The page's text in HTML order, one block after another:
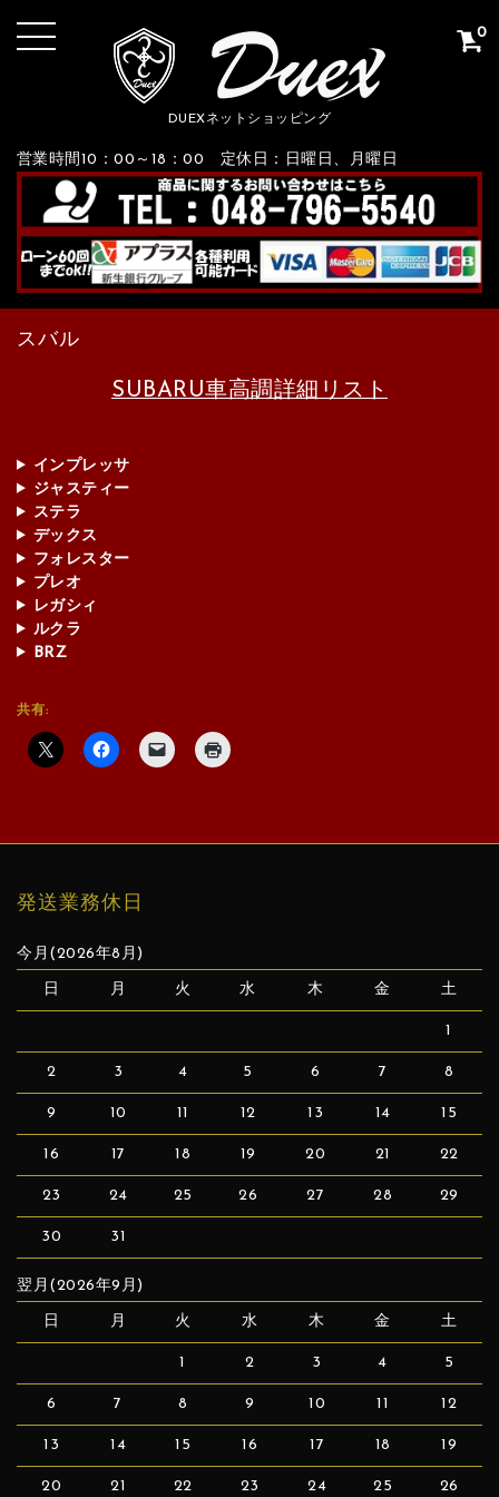
DUEXネットショッピング
営業時間10：00～18：00 定休日：日曜日、月曜日
0
スバル
SUBARU車高調詳細リスト
インプレッサ
ジャスティー
ステラ
デックス
フォレスター
プレオ
レガシィ
ルクラ
BRZ
共有:
発送業務休日
今月(2026年8月)
日 月 火 水 木 金 土
1
2 3 4 5 6 7 8
9 10 11 12 13 14 15
16 17 18 19 20 21 22
23 24 25 26 27 28 29
30 31
翌月(2026年9月)
日 月 火 水 木 金 土
1 2 3 4 5
6 7 8 9 10 11 12
13 14 15 16 17 18 19
20 21 22 23 24 25 26